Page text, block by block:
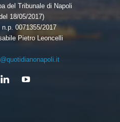
del Tribunale di Napoli
18/05/2017)
n.p. 0071355/2017
Pietro Leoncelli